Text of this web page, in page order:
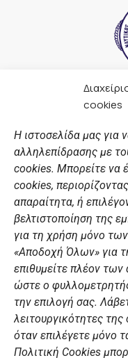
cookies
Η ιστοσελίδα μας για
αλληλεπίδρασης με
cookies. Μπορείτε να
cookies,
απαραίτητα, ή
βελτιστοποίηση της
για τη χρήση μόνο
«Αποδοχή Όλων» για
επιθυμείτε πλέον
ώστε ο
την επιλογή σας.
λειτουργικότητες της
όταν επιλέγετε μόνο
Πολιτική Cookies
F
a
e
b
o
o
k
ΣΎΝΔΕΣΜΟΙ
Αθλητικές σχολές
Διάπλους
Χορηγοί
Summer Camp
ΠΡΟΣΩΠΙΚΑ
Πολιτική
Πολιτική Cookies